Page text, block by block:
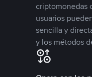
criptomonedas
usuarios
sencilla y
y los métodos